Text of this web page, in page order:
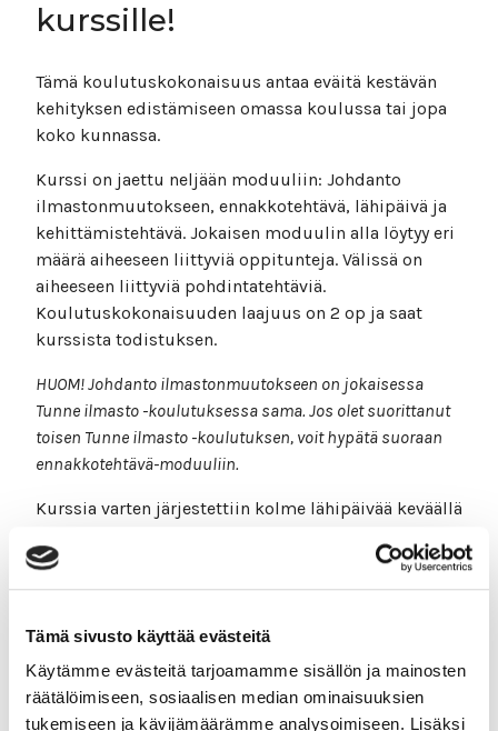
Tämä sivusto käyttää evästeitä
Käytämme evästeitä tarjoamamme sisällön ja mainosten
räätälöimiseen, sosiaalisen median ominaisuuksien
tukemiseen ja kävijämäärämme analysoimiseen. Lisäksi
kurssille!
Tämä koulutuskokonaisuus antaa eväitä kestävän
kehityksen edistämiseen omassa koulussa tai jopa
koko kunnassa.
Kurssi on jaettu neljään moduuliin: Johdanto
ilmastonmuutokseen, ennakkotehtävä, lähipäivä ja
kehittämistehtävä. Jokaisen moduulin alla löytyy eri
määrä aiheeseen liittyviä oppitunteja. Välissä on
aiheeseen liittyviä pohdintatehtäviä.
Koulutuskokonaisuuden laajuus on 2 op ja saat
kurssista todistuksen.
HUOM! Johdanto ilmastonmuutokseen on jokaisessa
Tunne ilmasto -koulutuksessa sama. Jos olet suorittanut
toisen Tunne ilmasto -koulutuksen, voit hypätä suoraan
ennakkotehtävä-moduuliin.
Kurssia varten järjestettiin kolme lähipäivää keväällä
syksyllä 2021. Kurssin voi kuitenkin käydä myös
täysin itsenäisesti verkossa.
Kehittämistehtävä
Kehittämistehtävän voit tehdä omassa koulussasi
haluamassasi aikataulussa. Mikäli et ole töissä